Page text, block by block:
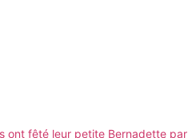
ont fêté leur petite Bernadette par